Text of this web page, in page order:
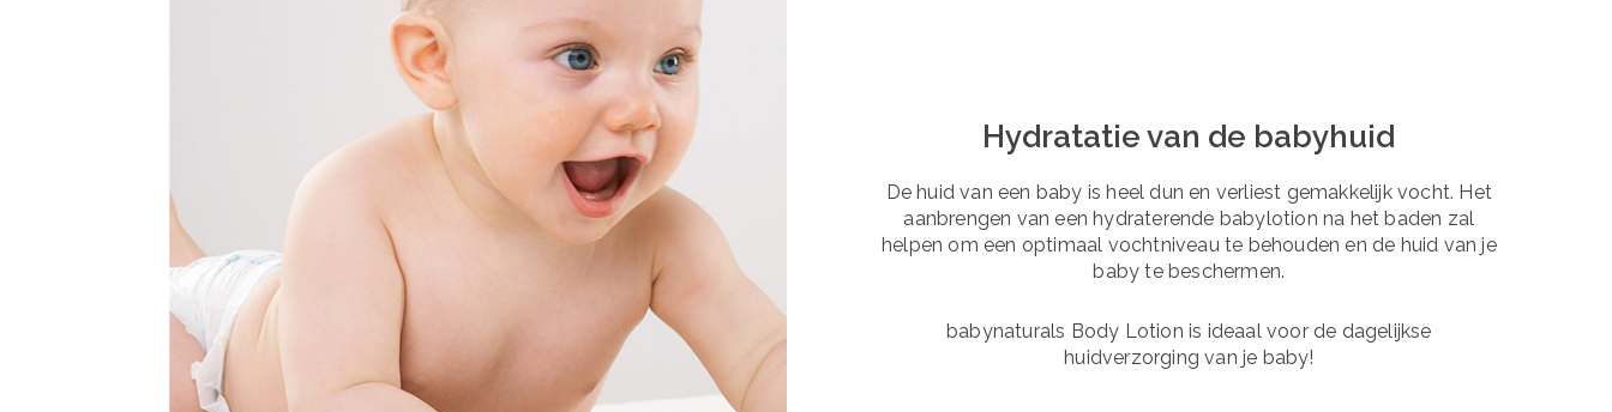
Hydratatie van de babyhuid
De huid van een baby is heel dun en verliest gemakkelijk vocht. Het
aanbrengen van een hydraterende babylotion na het baden zal
helpen om een optimaal vochtniveau te behouden en de huid van je
baby te beschermen.
babynaturals Body Lotion is ideaal voor de dagelijkse
huidverzorging van je baby!